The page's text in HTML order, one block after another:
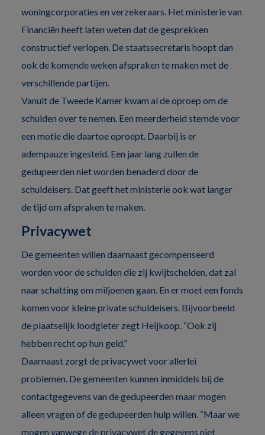
woningcorporaties en verzekeraars. Het ministerie van
Financiën heeft laten weten dat de gesprekken
constructief verlopen. De staatssecretaris hoopt dan
ook de komende weken afspraken te maken met de
verschillende partijen.
Vanuit de Tweede Kamer kwam al de oproep om de
schulden over te nemen. Een meerderheid stemde voor
een motie die daartoe oproept. Daarbij is er
adempauze ingesteld. Een jaar lang zullen de
gedupeerden niet worden benaderd door de
schuldeisers. Dat geeft het ministerie ook wat langer
de tijd om afspraken te maken.
Privacywet
De gemeenten willen daarnaast gecompenseerd
worden voor de schulden die zij kwijtschelden, dat zal
naar schatting om miljoenen gaan. En er moet een fonds
komen voor kleine private schuldeisers. Bijvoorbeeld
de plaatselijk loodgieter zegt Heijkoop. “Ook zij
hebben recht op hun geld.”
Daarnaast zorgt de privacywet voor allerlei
problemen. De gemeenten kunnen inmiddels bij de
contactgegevens van de gedupeerden maar mogen
alleen vragen of de gedupeerden hulp willen. “Maar we
mogen vanwege de privacywet de gegevens niet